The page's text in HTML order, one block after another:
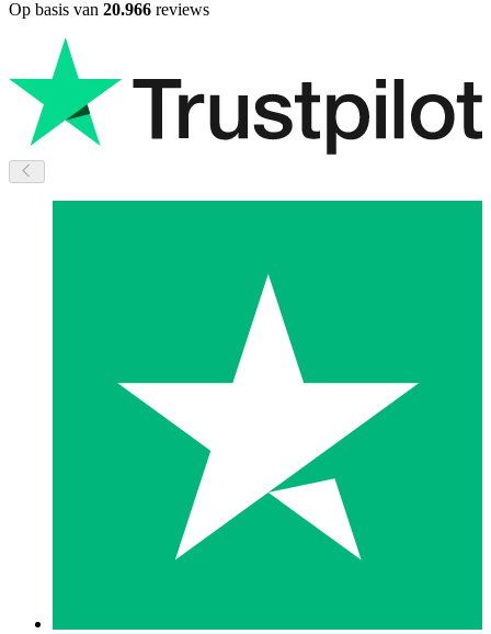
Op basis van 20.966 reviews